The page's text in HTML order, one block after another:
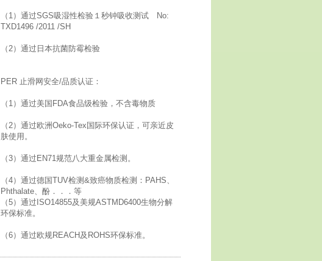
（1）通过SGS吸湿性检验１秒钟吸收测试 No:
TXD1496 /2011 /SH
（2）通过日本抗菌防霉检验
PER 止滑网安全/品质认证：
（1）通过美国FDA食品级检验，不含毒物质
（2）通过欧洲Oeko-Tex国际环保认证，可亲近皮
肤使用。
（3）通过EN71规范八大重金属检测。
（4）通过德国TUV检测&致癌物质检测：PAHS、
Phthalate、酚．．．等
（5）通过ISO14855及美规ASTMD6400生物分解
环保标准。
（6）通过欧规REACH及ROHS环保标准。